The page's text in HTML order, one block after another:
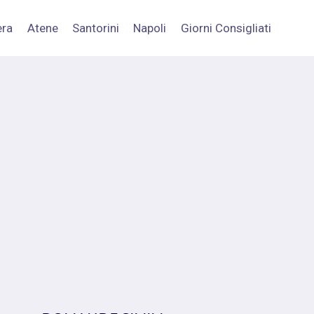
Atene Santorini Napoli Giorni Consigliati